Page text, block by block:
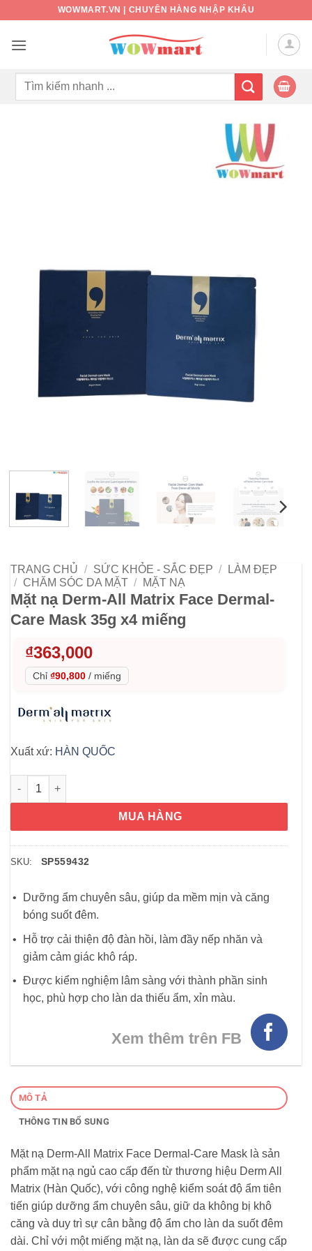
nội
WOWMART.VN | CHUYÊN HÀNG NHẬP KHẨU
Tìm
TRANG CHỦ / SỨC KHỎE - SẮC ĐẸP /
LÀM ĐẸP
/
CHĂM SÓC DA MẶT / MẶT NẠ
Mặt nạ Derm-All Matrix Face Dermal-
Care Mask 35g x4 miếng
₫363,000
Chỉ ₫90,800 / miếng
Xuất xứ: HÀN QUỐC
Mặt nạ Derm-All Matrix Face Dermal-Care Mask 35g x4 miếng
MUA HÀNG
SKU: SP559432
Dưỡng ẩm chuyên sâu, giúp da mềm mịn và căng
bóng suốt đêm.
Hỗ trợ cải thiện độ đàn hồi, làm đầy nếp nhăn và
giảm cảm giác khô ráp.
Được kiểm nghiệm lâm sàng với thành phần sinh
học, phù hợp cho làn da thiếu ẩm, xỉn màu.
Xem thêm trên FB
MÔ TẢ
THÔNG TIN BỔ SUNG
Mặt nạ Derm-All Matrix Face Dermal-Care Mask là sản
phẩm mặt nạ ngủ cao cấp đến từ thương hiệu Derm All
Matrix (Hàn Quốc), với công nghệ kiểm soát độ ẩm tiên
tiến giúp dưỡng ẩm chuyên sâu, giữ da không bị khô
căng và duy trì sự cân bằng độ ẩm cho làn da suốt đêm
dài. Chỉ với một miếng mặt nạ, làn da sẽ được cung cấp